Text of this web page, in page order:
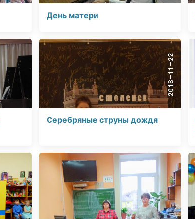
День матери
Серебряные струны дождя